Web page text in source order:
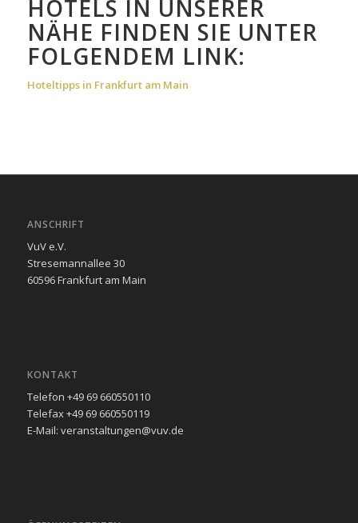
HOTELS IN UNSERER
NÄHE FINDEN SIE UNTER
FOLGENDEM LINK:
Hoteltipps in Frankfurt am Main
ANSCHRIFT
VuV e.V.
Stresemannallee 30
60596 Frankfurt am Main
KONTAKT
Telefon +49 69 660550110
Telefax +49 69 660550119
E-Mail: veranstaltungen@vuv.de